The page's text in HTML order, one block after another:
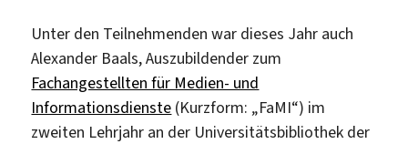
Unter den Teilnehmenden war dieses Jahr auch
Alexander Baals, Auszubildender zum
Fachangestellten für Medien- und
Informationsdienste (Kurzform: „FaMI“) im
zweiten Lehrjahr an der Universitätsbibliothek der